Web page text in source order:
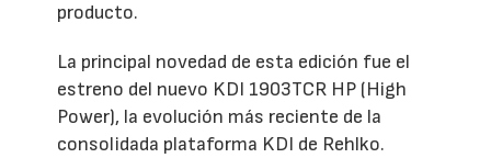
producto.
La principal novedad de esta edición fue el
estreno del nuevo KDI 1903TCR HP (High
Power), la evolución más reciente de la
consolidada plataforma KDI de Rehlko.